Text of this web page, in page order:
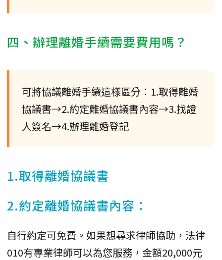
四、辦理離婚手續需要費用嗎？
可將協議離婚手續這樣區分：1.取得離婚
協議書→2.約定離婚協議書內容→3.找證
人簽名→4.辦理離婚登記
1.取得離婚協議書
2.約定離婚協議書內容：
自行約定可免費。如果想尋求律師協助，法律
010有專業律師可以為您服務，金額20,000元